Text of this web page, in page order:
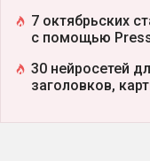
7 октябрьских
с помощью
30 нейросетей
заголовков,